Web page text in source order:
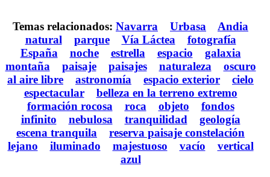
Temas relacionados: Navarra Urbasa
Andia
natural
parque Vía Láctea
fotografía
España
noche estrella espacio
galaxia
montaña
paisaje paisajes naturaleza
oscuro
al aire libre
astronomía espacio exterior
cielo
espectacular
belleza en la terreno extremo
formación rocosa
roca objeto
fondos
infinito
nebulosa tranquilidad
geología
escena tranquila
reserva paisaje constelación
lejano
iluminado majestuoso vacío
vertical
azul